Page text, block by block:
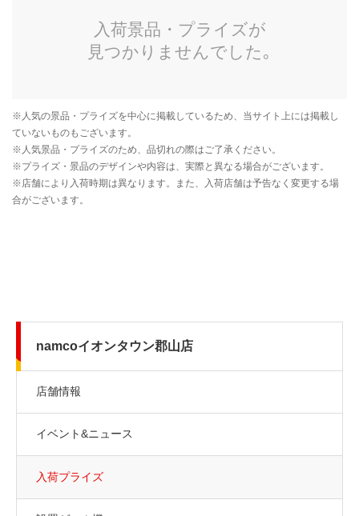
namcoイオンタウン郡山店
店舗情報
イベント&ニュース
入荷プライズ